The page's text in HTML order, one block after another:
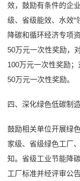
效，鼓励有条件的企
级、省级能效、水效“
降碳和循环经济专项
50万元一次性奖励，
100万元一次性奖励
50万元一次性奖励。
四、深化绿色低碳制
鼓励相关单位开展绿
家级、省级绿色工厂
知。省级工业节能降
工厂标准并经评审公